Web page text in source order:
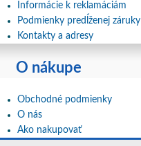
Informácie k reklamáciám
Podmienky predĺženej záruky
Kontakty a adresy
O nákupe
Obchodné podmienky
O nás
Ako nakupovať